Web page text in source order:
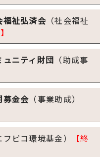
祉弘済会 （社会福祉
ニティ財団 （助成事
金会 （事業助成）
フピコ環境基金）
【終